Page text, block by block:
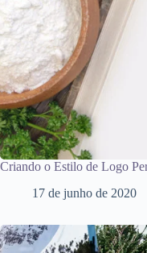
Criando o Estilo de Logo
17 de junho de 2020